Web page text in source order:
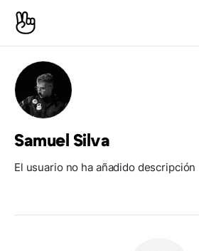
Samuel Silva
El usuario no ha añadido descripción